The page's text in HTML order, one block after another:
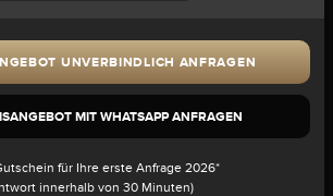
UNVERBINDLICH ANFRAGEN
MIT WHATSAPP ANFRAGEN
für Ihre erste Anfrage 2026*
innerhalb von 30 Minuten)